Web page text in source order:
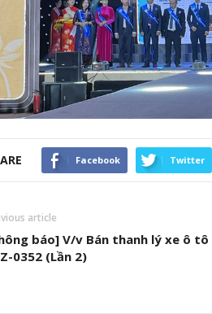
Facebook Twitter
article
báo] V/v Bán thanh lý xe ô tô
0352 (Lần 2)